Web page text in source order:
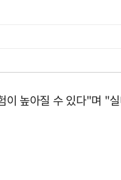
높아질 수 있다"며 "